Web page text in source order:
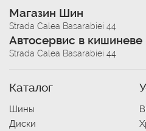
Магазин Шин
Strada Calea Basarabiei 44
Автосервис в кишиневе
Strada Calea Basarabiei 44
Каталог
Шины
Диски